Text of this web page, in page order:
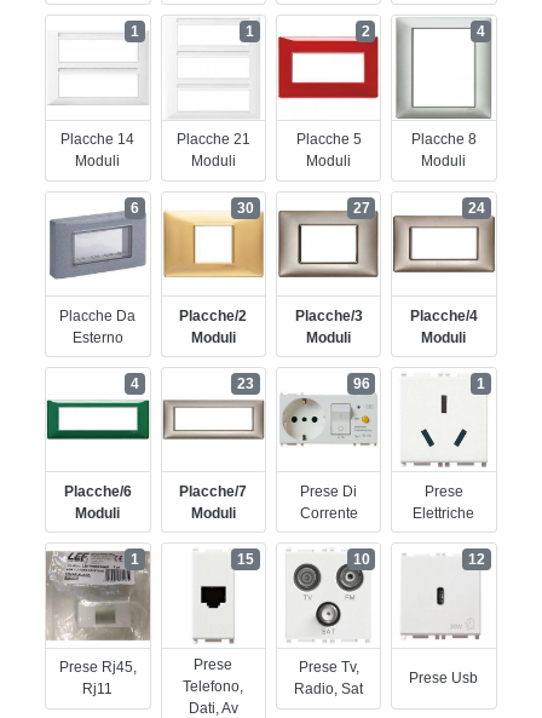
Placche 14
Moduli
1
Placche 21
Moduli
1
Placche 5
Moduli
2
Placche 8
Moduli
4
Placche Da
Esterno
6
Placche/2
Moduli
30
Placche/3
Moduli
27
Placche/4
Moduli
24
Placche/6
Moduli
4
Placche/7
Moduli
23
Prese Di
Corrente
96
Prese
Elettriche
1
Prese Rj45,
Rj11
1
Prese
Telefono,
Dati, Av
15
Prese Tv,
Radio, Sat
10
Prese Usb
12